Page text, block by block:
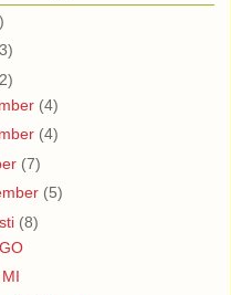
(4)
(4)
(7)
(5)
(8)
MI